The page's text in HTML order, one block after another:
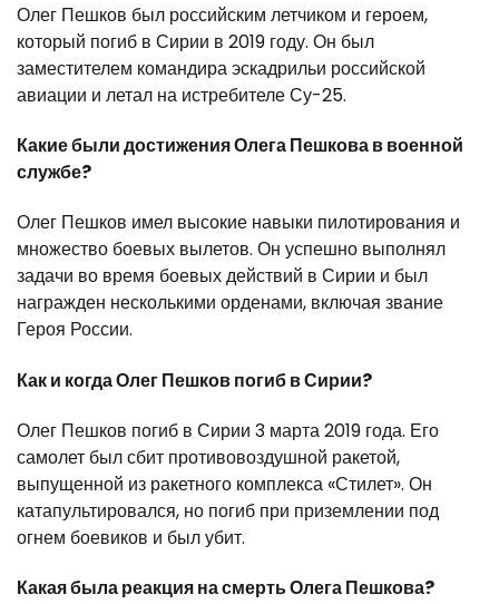
Олег Пешков был российским летчиком и героем,
который погиб в Сирии в 2019 году. Он был
заместителем командира эскадрильи российской
авиации и летал на истребителе Су-25.
Какие были достижения Олега Пешкова в военной
службе?
Олег Пешков имел высокие навыки пилотирования и
множество боевых вылетов. Он успешно выполнял
задачи во время боевых действий в Сирии и был
награжден несколькими орденами, включая звание
Героя России.
Как и когда Олег Пешков погиб в Сирии?
Олег Пешков погиб в Сирии 3 марта 2019 года. Его
самолет был сбит противовоздушной ракетой,
выпущенной из ракетного комплекса «Стилет». Он
катапультировался, но погиб при приземлении под
огнем боевиков и был убит.
Какая была реакция на смерть Олега Пешкова?